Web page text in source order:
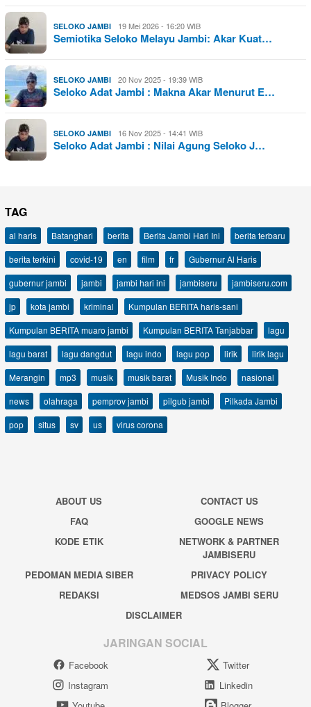
SELOKO JAMBI 19 Mei 2026 - 16:20 WIB
Semiotika Seloko Melayu Jambi: Akar Kuat…
SELOKO JAMBI 20 Nov 2025 - 19:39 WIB
Seloko Adat Jambi : Makna Akar Menurut E…
SELOKO JAMBI 16 Nov 2025 - 14:41 WIB
Seloko Adat Jambi : Nilai Agung Seloko J…
TAG
al haris Batanghari berita Berita Jambi Hari Ini
berita terbaru
berita terkini
covid-19 en film fr
Gubernur Al Haris
gubernur jambi
jambi jambi hari ini jambiseru
jambiseru.com
jp
kota jambi kriminal
Kumpulan BERITA haris-sani
Kumpulan BERITA muaro jambi
Kumpulan BERITA Tanjabbar
lagu
lagu barat
lagu dangdut lagu indo lagu pop lirik
lirik lagu
Merangin
mp3 musik musik barat Musik Indo
nasional
news
olahraga pemprov jambi pilgub jambi
Pilkada Jambi
pop
situs sv us virus corona
ABOUT US
CONTACT US
FAQ
GOOGLE NEWS
KODE ETIK
NETWORK & PARTNER
JAMBISERU
PEDOMAN MEDIA SIBER
PRIVACY POLICY
REDAKSI
MEDSOS JAMBI SERU
DISCLAIMER
JARINGAN SOCIAL
Facebook
Twitter
Instagram
Linkedin